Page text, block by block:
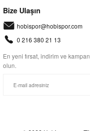
Bize Ulaşın
hobispor@hobispor.com
0 216 380 21 13
En yeni fırsat, indirim ve
olun.